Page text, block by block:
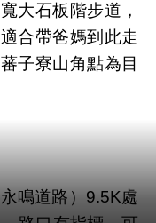
大石板階步道，
合帶爸媽到此走
子寮山角點為目
鳴道路）9.5K處